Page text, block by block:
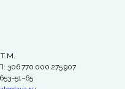
306 770 000 275 907